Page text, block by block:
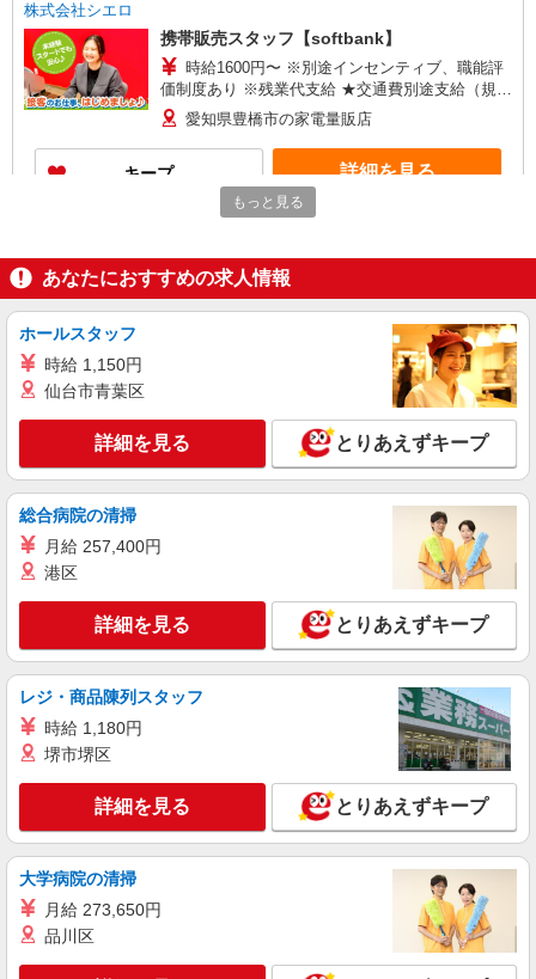
株式会社シエロ
携帯販売スタッフ【softbank】
時給1600円〜 ※別途インセンティブ、職能評
価制度あり ※残業代支給 ★交通費別途支給（規定
あり） ゜+゜・。○。・゜+゜・。○。・゜+゜ 入
社祝い金10万円支給(規定有) お友達を紹介頂くと,
インセンティブ支給(規定有) ★月2回払い・週払い
可能（規程有）★ ゜・。○。・゜+゜・。○。・゜
愛知県豊橋市の家電量販店
キープ 詳細を見る
【au】の携帯販売スタッフ
時給1500円〜1700円（経験・能力による） ※
残業代支給 ★交通費別途支給（規定あり） ゜
+゜・。○。・゜+゜・。○。・゜+゜ 入社祝い金10
有）★ ゜・。○。・゜+゜・。○。・゜+゜
詳細を見る
紹介予定派遣
株式会社シエロ
月給273200円〜 ※残業手当別途支給 ※研修期
間6か月・時給1550円〜 ★交通費別途支給（規定
社祝い金10万円支給(規定有) お友達を紹介頂くと,
インセンティブ支給(規定有) ゜・。○。・゜
+゜・。○。・゜+゜
愛知県豊橋市の家電量販店
キープ 詳細を見る
紹介予定派遣
株式会社シエロ
【au】人気機種に詳しくなれる携帯販売
時給1300円〜 ※残業代支給 ★交通費別途支給
（規定あり） ゜+゜・。○。・゜+゜・。○。・゜
+゜ 入社祝い金10万円支給(規定有) お友達を紹介
頂くと, インセンティブ支給(規定有) ★月2回払
い・週払い可能（規程有）★ ゜・。○。・゜
愛知県豊橋市のauショップ
詳細を見る
派遣社員
もっと見る
あなたにおすすめの求人情報
ホールスタッフ
時給 1,150円
仙台市青葉区
詳細を見る とりあえずキープ
総合病院の清掃
月給 257,400円
港区
詳細を見る とりあえずキープ
レジ・商品陳列スタッフ
時給 1,180円
堺市堺区
詳細を見る とりあえずキープ
大学病院の清掃
月給 273,650円
品川区